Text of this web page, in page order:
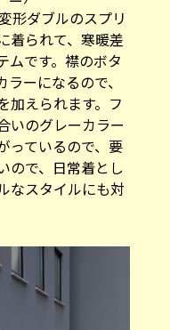
形ダブルのスプリ
着られて、寒暖差
ムです。襟のボタ
ーになるので、
加えられます。フ
いのグレーカラー
っているので、要
ので、日常着とし
なスタイルにも対